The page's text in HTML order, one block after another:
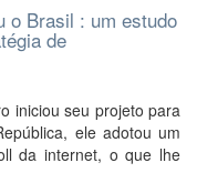
o Brasil : um estudo
de
iniciou seu projeto para
ele adotou um
da internet, o que lhe